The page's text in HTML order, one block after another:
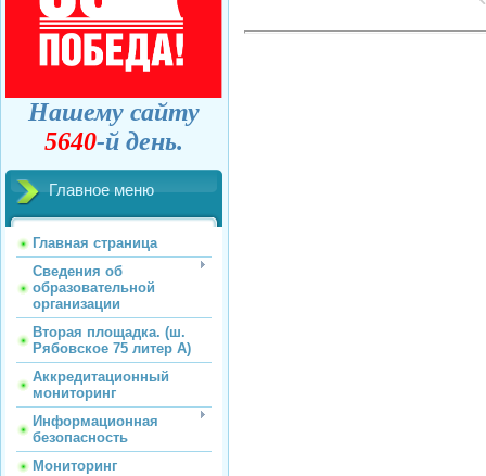
Нашему сайту
5640-й день.
Главное меню
Главная страница
Сведения об
образовательной
организации
Вторая площадка. (ш.
Рябовское 75 литер А)
Аккредитационный
мониторинг
Информационная
безопасность
Мониторинг